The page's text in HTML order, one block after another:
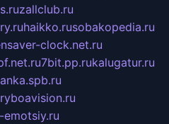
zallclub.ru
haikko.rusobakopedia.ru
clock.net.ru
7bit.pp.rukalugatur.ru